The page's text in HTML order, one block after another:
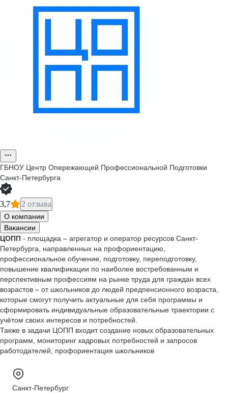
ГБНОУ Центр Опережающей Профессиональной Подготовки
Санкт-Петербурга
3,7 2 отзыва
О компании
Вакансии
ЦОПП - площадка – агрегатор и оператор ресурсов Санкт-
Петербурга, направленных на профориентацию,
профессиональное обучение, подготовку, переподготовку,
повышение квалификации по наиболее востребованным и
перспективным профессиям на рынке труда для граждан всех
возрастов – от школьников до людей предпенсионного возраста,
которые смогут получить актуальные для себя программы и
сформировать индивидуальные образовательные траектории с
учётом своих интересов и потребностей.
Также в задачи ЦОПП входит создание новых образовательных
программ, мониторинг кадровых потребностей и запросов
работодателей, профориентация школьников
Санкт-Петербург